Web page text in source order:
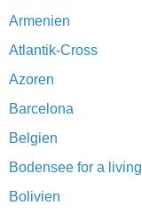
Armenien
Atlantik-Cross
Azoren
Barcelona
Belgien
Bodensee for a living
Bolivien